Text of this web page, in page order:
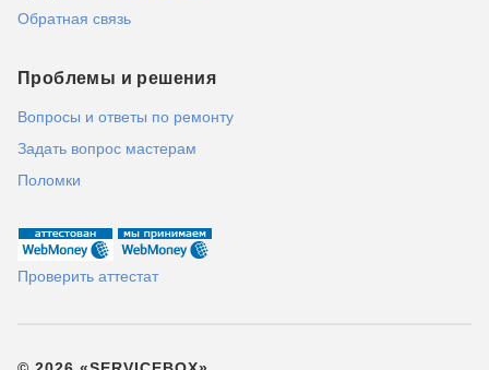
Обратная связь
Проблемы и решения
Вопросы и ответы по ремонту
Задать вопрос мастерам
Поломки
Проверить аттестат